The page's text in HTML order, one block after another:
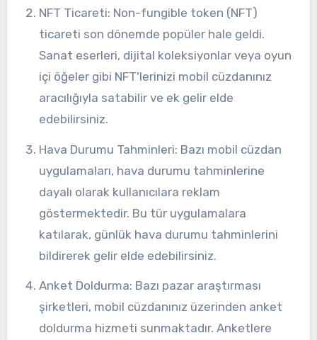
NFT Ticareti: Non-fungible token (NFT)
ticareti son dönemde popüler hale geldi.
Sanat eserleri, dijital koleksiyonlar veya oyun
içi öğeler gibi NFT'lerinizi mobil cüzdanınız
aracılığıyla satabilir ve ek gelir elde
edebilirsiniz.
Hava Durumu Tahminleri: Bazı mobil cüzdan
uygulamaları, hava durumu tahminlerine
dayalı olarak kullanıcılara reklam
göstermektedir. Bu tür uygulamalara
katılarak, günlük hava durumu tahminlerini
bildirerek gelir elde edebilirsiniz.
Anket Doldurma: Bazı pazar araştırması
şirketleri, mobil cüzdanınız üzerinden anket
doldurma hizmeti sunmaktadır. Anketlere